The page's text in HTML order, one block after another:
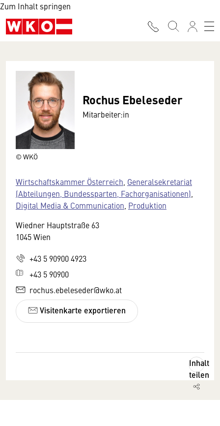
Zum Inhalt springen
© WKÖ
Rochus Ebeleseder
Mitarbeiter:in
Wirtschaftskammer Österreich Generalsekretariat
(Abteilungen, Bundessparten, Fachorganisationen)
Digital Media & Communication Produktion
Wiedner Hauptstraße 63
1045 Wien
+43 5 90900 4923
+43 5 90900
rochus.ebeleseder@wko.at
Visitenkarte exportieren
Inhalt
teilen